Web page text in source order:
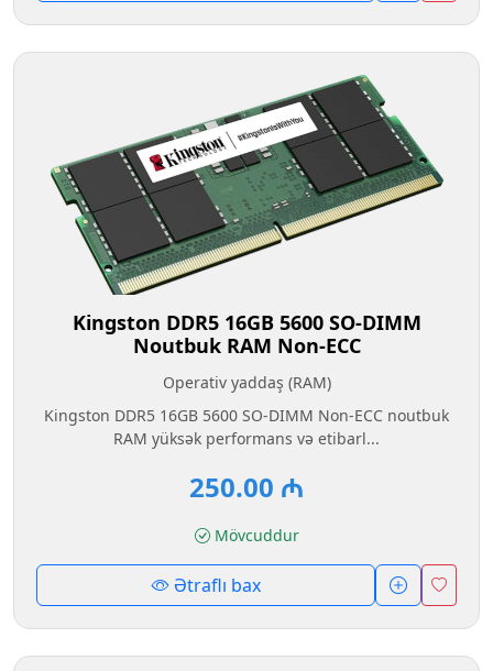
Kingston DDR5 16GB 5600 SO-DIMM
Noutbuk RAM Non-ECC
Operativ yaddaş (RAM)
Kingston DDR5 16GB 5600 SO-DIMM Non-ECC noutbuk
RAM yüksək performans və etibarl...
250.00 ₼
Mövcuddur
Ətraflı bax